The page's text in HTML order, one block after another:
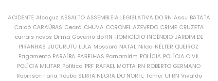
ACIDENTE Alcaçuz ASSALTO ASSEMBLEIA LEGISLATIVA DO RN Assu BATATA
Caicó CARAÚBAS Ceará CHUVA CORONEL AZEVEDO CRIME CRUZETA
currais novos Dilma Governo do RN HOMICÍDIO INCÊNDIO JARDIM DE
PIRANHAS JUCURUTU LULA Mossoró NATAL Nilda NÉLTER QUEIROZ
Pagamento PARAÍBA PARELHAS Parnamirim POLÍCIA POLÍCIA CIVIL
POLÍCIA MILITAR Política PRF RAFAEL MOTTA RN ROBERTO GERMANO
Robinson Faria Roubo SERRA NEGRA DO NORTE Temer UFRN Vivaldo